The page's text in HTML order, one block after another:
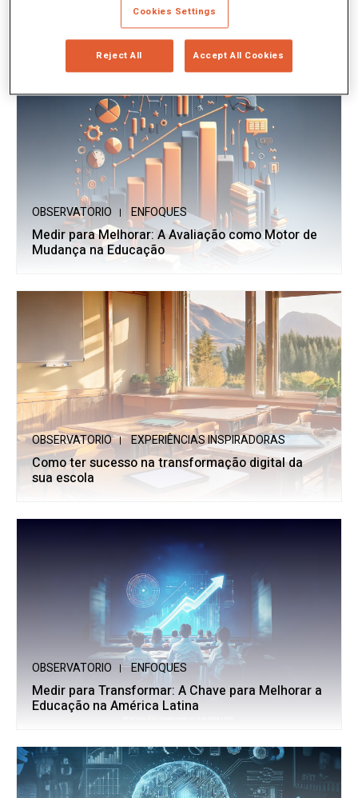
Feedback formativo: como transformar a
avaliação em aprendizagem
OBSERVATORIO ENFOQUES
Medir para Melhorar: A Avaliação como Motor de
Mudança na Educação
OBSERVATORIO EXPERIÊNCIAS INSPIRADORAS
Como ter sucesso na transformação digital da
sua escola
OBSERVATORIO ENFOQUES
Medir para Transformar: A Chave para Melhorar a
Educação na América Latina
Cookies Settings
Reject All Accept All Cookies